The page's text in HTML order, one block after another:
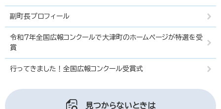
副町長プロフィール
令和７年全国広報コンクールで大津町のホームページが特選を受
賞
行ってきました！全国広報コンクール受賞式
見つからないときは